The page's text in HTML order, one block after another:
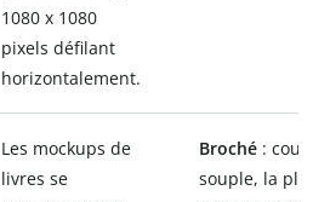
1080 x 1080
pixels défilant
horizontalement.
Les mockups de
livres se
Broché :
souple, la